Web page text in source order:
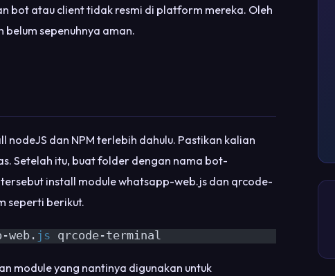
bot atau client tidak resmi di platform mereka. Oleh
belum sepenuhnya aman.
nodeJS dan NPM terlebih dahulu. Pastikan kalian
Setelah itu, buat folder dengan nama bot-
install module whatsapp-web.js dan qrcode-
seperti berikut.
web. js qrcode-terminal
module yang nantinya digunakan untuk